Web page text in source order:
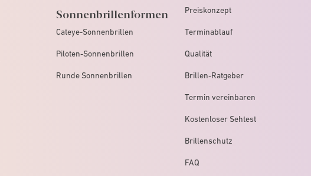
Sonnenbrillenformen
Cateye-Sonnenbrillen
Piloten-Sonnenbrillen
Runde Sonnenbrillen
Preiskonzept
Terminablauf
Qualität
Brillen-Ratgeber
Termin vereinbaren
Kostenloser Sehtest
Brillenschutz
FAQ